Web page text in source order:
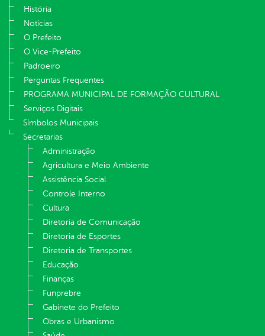
História
Notícias
O Prefeito
O Vice-Prefeito
Padroeiro
Perguntas Frequentes
PROGRAMA MUNICIPAL DE FORMAÇÃO CULTURAL
Serviços Digitais
Símbolos Municipais
Secretarias
Administração
Agricultura e Meio Ambiente
Assistência Social
Controle Interno
Cultura
Diretoria de Comunicação
Diretoria de Esportes
Diretoria de Transportes
Educação
Finanças
Funprebre
Gabinete do Prefeito
Obras e Urbanismo